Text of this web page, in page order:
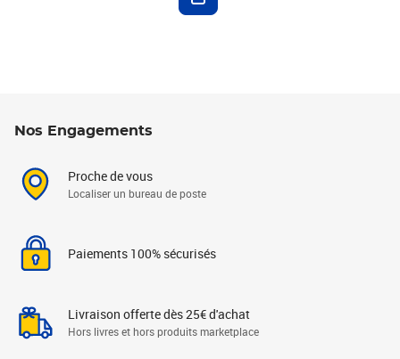
Nos Engagements
Proche de vous
Localiser un bureau de poste
Paiements 100% sécurisés
Livraison offerte dès 25€ d'achat
Hors livres et hors produits marketplace